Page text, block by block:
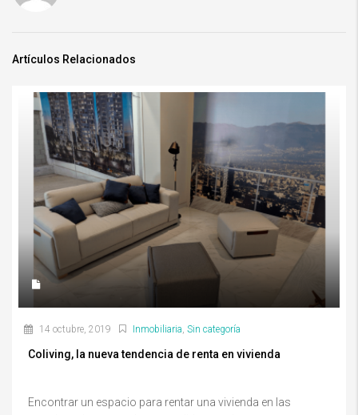
Artículos Relacionados
14 octubre, 2019 Inmobiliaria, Sin categoría
Coliving, la nueva tendencia de renta en vivienda
Encontrar un espacio para rentar una vivienda en las